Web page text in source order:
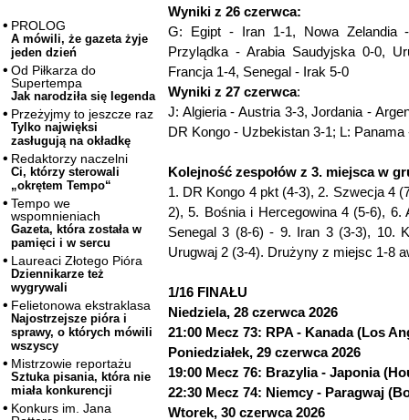
PROLOG
A mówili, że gazeta żyje
jeden dzień
Od Piłkarza do
Supertempa
Jak narodziła się legenda
Przeżyjmy to jeszcze raz
Tylko najwięksi
zasługują na okładkę
Redaktorzy naczelni
Ci, którzy sterowali
„okrętem Tempo“
Tempo we
wspomnieniach
Gazeta, która została w
pamięci i w sercu
Laureaci Złotego Pióra
Dziennikarze też
wygrywali
Felietonowa ekstraklasa
Najostrzejsze pióra i
sprawy, o których mówili
wszyscy
Mistrzowie reportażu
Sztuka pisania, która nie
miała konkurencji
Konkurs im. Jana
Wyniki z 26 czerwca:
G: Egipt - Iran 1-1, Nowa Zelandia
Przylądka - Arabia Saudyjska 0-0,
Francja 1-4, Senegal - Irak 5-0
Wyniki z 27 czerwca:
J: Algieria - Austria 3-3, Jordania -
DR Kongo - Uzbekistan 3-1; L:
Kolejność zespołów z 3. miejsca w
1. DR Kongo 4 pkt (4-3), 2. Szwecja 4
2), 5. Bośnia i Hercegowina 4 (5-6),
Senegal 3 (8-6) - 9. Iran 3 (3-3), 10.
Urugwaj 2 (3-4). Drużyny z miejsc 1-8
1/16 FINAŁU
Niedziela, 28 czerwca 2026
21:00 Mecz 73: RPA - Kanada (Los
Poniedziałek, 29 czerwca 2026
19:00 Mecz 76: Brazylia - Japonia
22:30 Mecz 74: Niemcy - Paragwaj
Wtorek, 30 czerwca 2026